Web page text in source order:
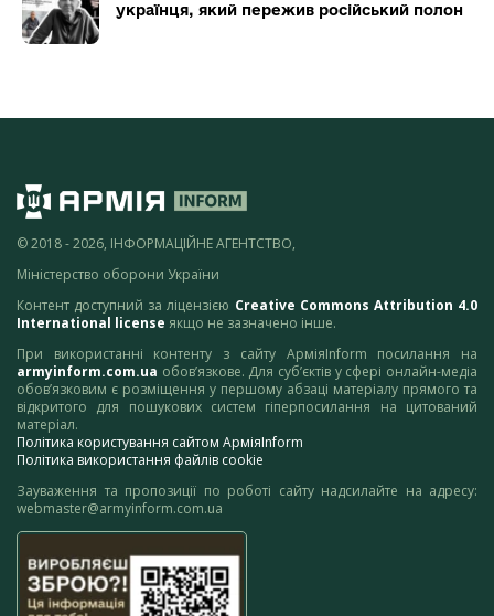
українця, який пережив російський полон
© 2018 - 2026, ІНФОРМАЦІЙНЕ АГЕНТСТВО,
Міністерство оборони України
Контент доступний за ліцензією Creative Commons Attribution 4.0
International license якщо не зазначено інше.
При використанні контенту з сайту АрміяInform посилання на
armyinform.com.ua обов’язкове. Для суб’єктів у сфері онлайн-медіа
обов’язковим є розміщення у першому абзаці матеріалу прямого та
відкритого для пошукових систем гіперпосилання на цитований
матеріал.
Політика користування сайтом АрміяInform
Політика використання файлів cookie
Зауваження та пропозиції по роботі сайту надсилайте на адресу:
webmaster@armyinform.com.ua